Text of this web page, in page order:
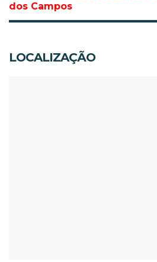
dos Campos
LOCALIZAÇÃO